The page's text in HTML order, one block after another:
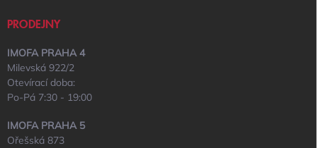
PRODEJNY
IMOFA PRAHA 4
Milevská 922/2
Otevírací doba:
Po-Pá 7:30 - 19:00
IMOFA PRAHA 5
Ořešská 873